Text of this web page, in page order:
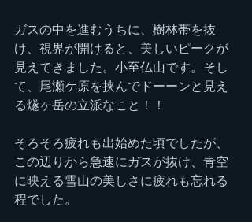
ガスの中を進むうちに、樹林帯を抜
け、視界が開けると、美しいピークが
見えてきました。小至仏山です。そし
て、尾瀬ケ原を挟んでドーーンと見え
る燧ヶ岳の立派なこと！！
そろそろ疲れも出始めた頃でしたが、
この辺りから急速にガスが抜け、青空
に映える雪山の美しさに疲れも忘れる
程でした。